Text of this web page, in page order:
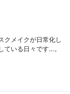
クメイクが日常化し
ている日々です…。